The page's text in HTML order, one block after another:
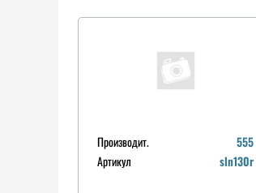
Производит.
555
Артикул
sln130r